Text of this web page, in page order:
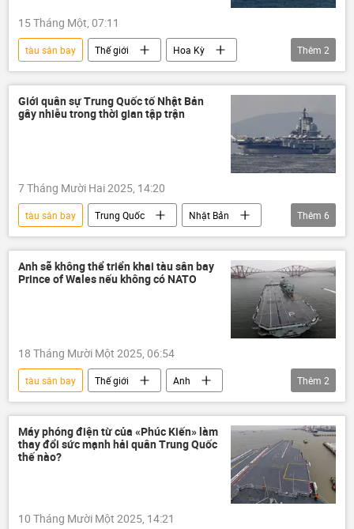
15 Tháng Một, 07:11
tàu sân bay Thế giới
Hoa Kỳ
Trung Đông
Quân sự
Thêm 2
Giới quân sự Trung Quốc tố Nhật Bản
gây nhiễu trong thời gian tập trận
7 Tháng Mười Hai 2025, 14:20
tàu sân bay Trung Quốc
Nhật Bản
cuộc tập trận
hải quân
Hải quân Trung Quốc
Thế giới
thông tin
tàu sân bay Liêu Ninh
Thêm 6
Anh sẽ không thể triển khai tàu sân bay
Prince of Wales nếu không có NATO
18 Tháng Mười Một 2025, 06:54
tàu sân bay Thế giới
Anh
NATO
F-35 Bộ Quốc phòng Anh
Thêm 2
Máy phóng điện từ của «Phúc Kiến» làm
thay đổi sức mạnh hải quân Trung Quốc
thế nào?
10 Tháng Mười Một 2025, 14:21